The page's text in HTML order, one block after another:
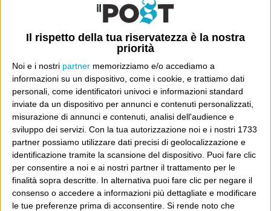
Il rispetto della tua riservatezza è la nostra
priorità
Noi e i nostri partner memorizziamo e/o accediamo a
informazioni su un dispositivo, come i cookie, e trattiamo dati
personali, come identificatori univoci e informazioni standard
inviate da un dispositivo per annunci e contenuti personalizzati,
misurazione di annunci e contenuti, analisi dell'audience e
sviluppo dei servizi. Con la tua autorizzazione noi e i nostri 1733
partner possiamo utilizzare dati precisi di geolocalizzazione e
identificazione tramite la scansione del dispositivo. Puoi fare clic
per consentire a noi e ai nostri partner il trattamento per le
finalità sopra descritte. In alternativa puoi fare clic per negare il
consenso o accedere a informazioni più dettagliate e modificare
le tue preferenze prima di acconsentire. Si rende noto che
E per i regali di Natale (del 2026!)